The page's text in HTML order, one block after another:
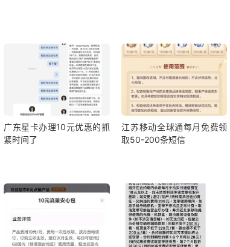
广东星卡办理10元优惠的抓
紧时间了
江苏移动全球通每月免费领
取50-200条短信